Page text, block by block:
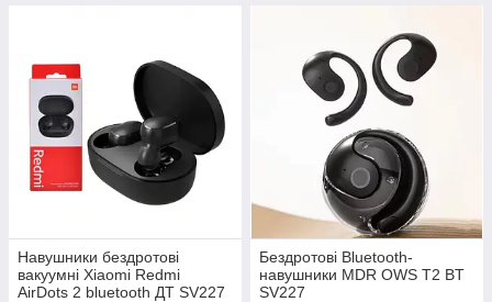
Навушники бездротові
вакуумні Xiaomi Redmi
AirDots 2 bluetooth ДТ SV227
Бездротові Bluetooth-
навушники MDR OWS T2 BT
SV227